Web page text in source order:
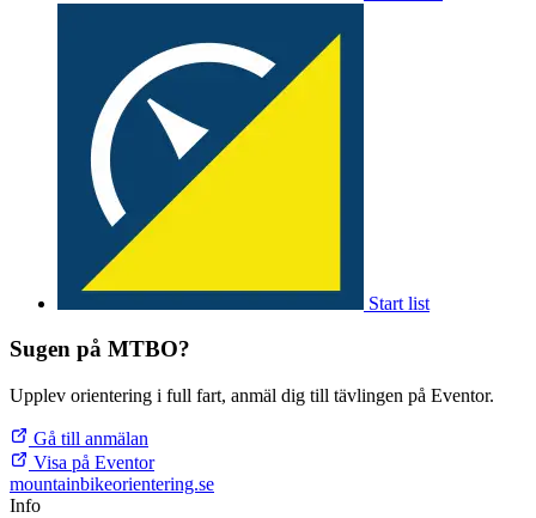
Start list
Sugen på MTBO?
Upplev orientering i full fart, anmäl dig till tävlingen på Eventor.
Gå till anmälan
Visa på Eventor
mountainbikeorientering.se
Info